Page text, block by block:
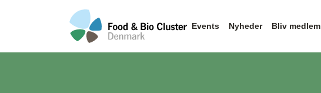
Events Nyheder Bliv medlem